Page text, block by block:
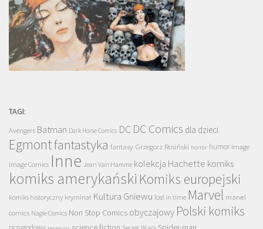
TAGI:
Avengers Batman Dark Horse Comics DC DC Comics dla dzieci
Egmontfantastyka fantasy Grzegorz Rosiński horror humor Image
Image Comics Inne Jean Van Hamme kolekcja Hachette komiks
komiks amerykański Komiks europejski
komiks historyczny kryminał Kultura Gniewu lost in time Marvel marvel
comics Nagle Comics Non Stop Comics obyczajowy Polski komiks